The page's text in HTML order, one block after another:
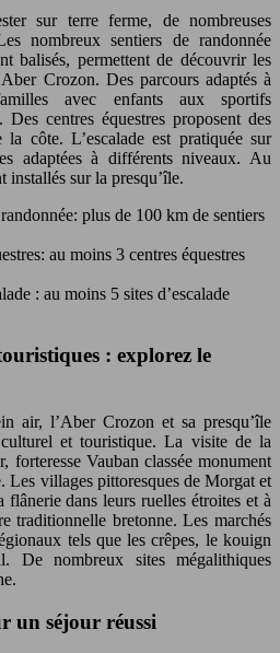
sur terre ferme, de nombreuses
nombreux sentiers de randonnée
balisés, permettent de découvrir les
Crozon. Des parcours adaptés à
avec enfants aux sportifs
Des centres équestres proposent des
côte. L’escalade est pratiquée sur
adaptées à différents niveaux. Au
installés sur la presqu’île.
plus de 100 km de sentiers
au moins 3 centres équestres
: au moins 5 sites d’escalade
: explorez le
air, l’Aber Crozon et sa presqu’île
et touristique. La visite de la
forteresse Vauban classée monument
Les villages pittoresques de Morgat et
dans leurs ruelles étroites et à
traditionnelle bretonne. Les marchés
tels que les crêpes, le kouign
De nombreux sites mégalithiques
un séjour réussi